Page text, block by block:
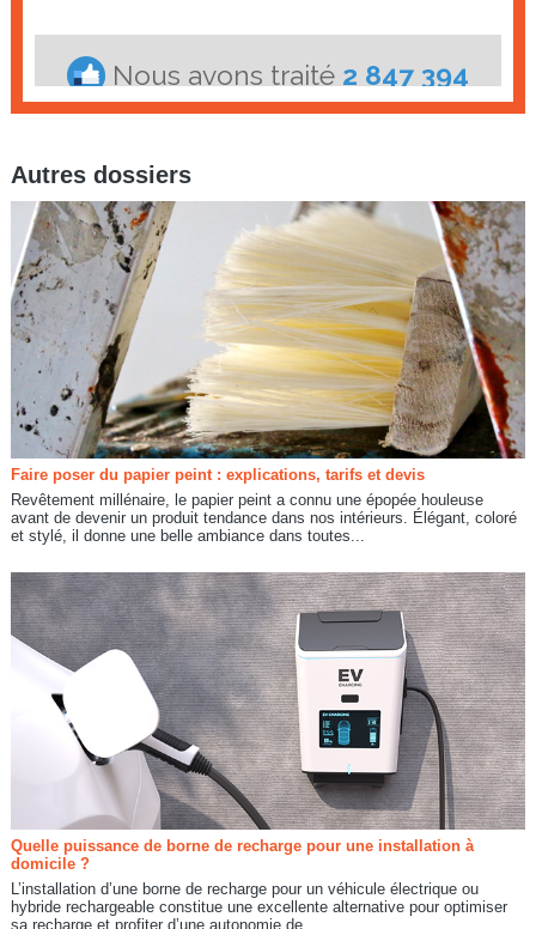
Autres dossiers
Faire poser du papier peint : explications, tarifs et devis
Revêtement millénaire, le papier peint a connu une épopée houleuse
avant de devenir un produit tendance dans nos intérieurs. Élégant, coloré
et stylé, il donne une belle ambiance dans toutes...
Quelle puissance de borne de recharge pour une installation à
domicile ?
L’installation d’une borne de recharge pour un véhicule électrique ou
hybride rechargeable constitue une excellente alternative pour optimiser
sa recharge et profiter d’une autonomie de...